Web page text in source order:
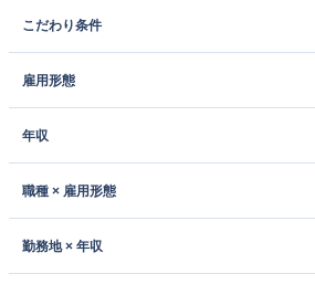
こだわり条件
雇用形態
年収
職種 × 雇用形態
勤務地 × 年収